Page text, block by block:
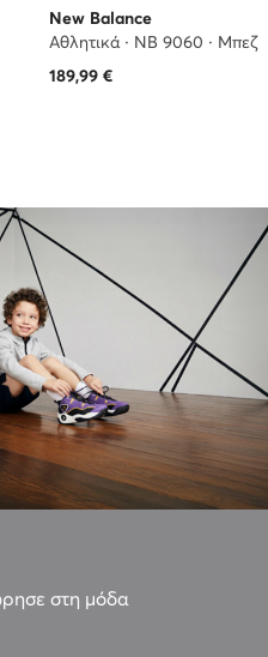
New Balance
Αθλητικά · NB 9060 · Μπεζ
189,99€
στη μόδα